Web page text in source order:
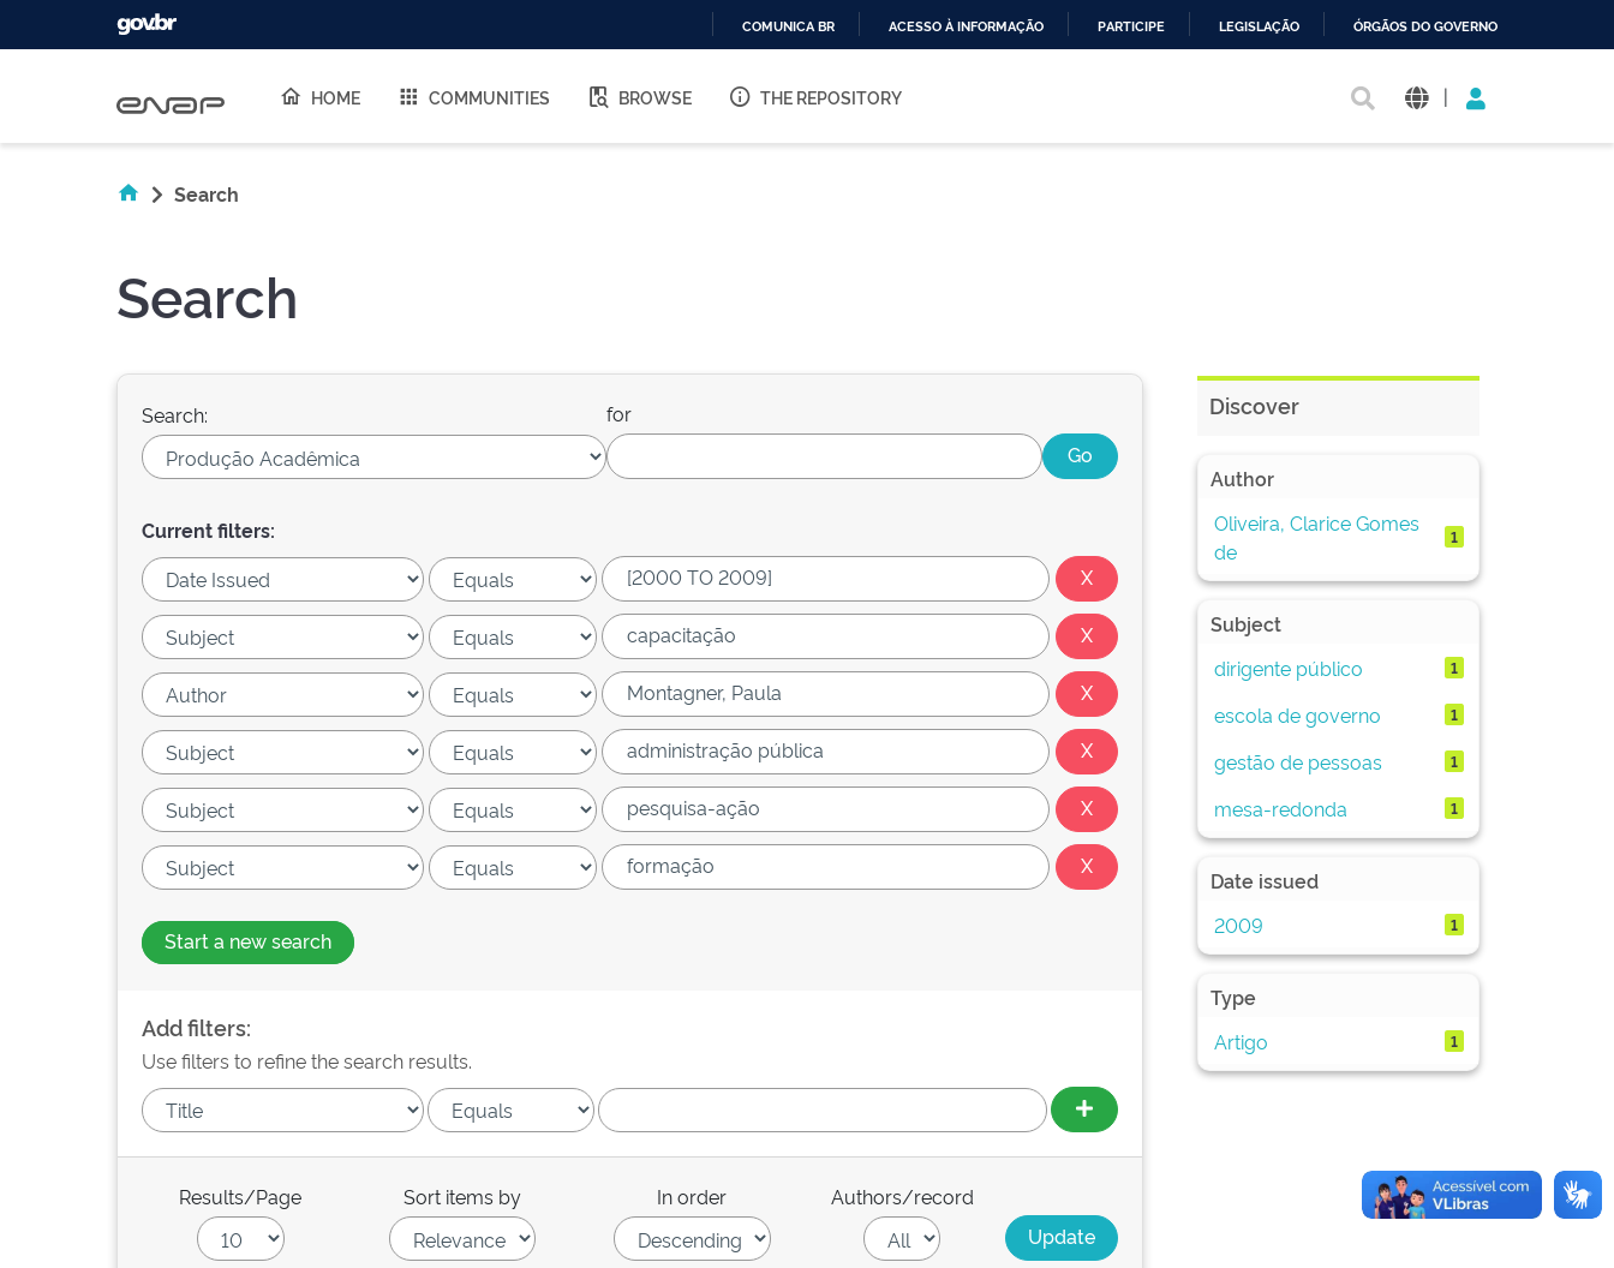
O
COMUNICA BR ACESSO À INFORMAÇÃO PARTICIPE LEGISLAÇÃO ÓRGÃOS DO GOVERNO
HOME COMMUNITIES BROWSE THE REPOSITORY |
Search
Search
Search: for
Current filters:
Start a new search
Add filters:
Use filters to refine the search results.
Results/Page Sort items by In order Authors/record
Discover
Author
Oliveira, Clarice Gomes
de
1
Subject
dirigente público
1
escola de governo 1
gestão de pessoas 1
mesa-redonda 1
Date issued
2009
1
Type
Artigo
1